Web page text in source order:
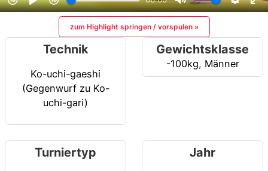
zum Highlight springen / vorspulen »
Technik
Ko-uchi-gaeshi
(Gegenwurf zu Ko-
uchi-gari)
Gewichtsklasse
-100kg, Männer
Turniertyp Jahr